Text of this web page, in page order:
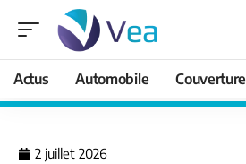
Actus Automobile Couverture
2 juillet 2026